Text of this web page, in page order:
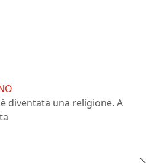
diventata una religione. A